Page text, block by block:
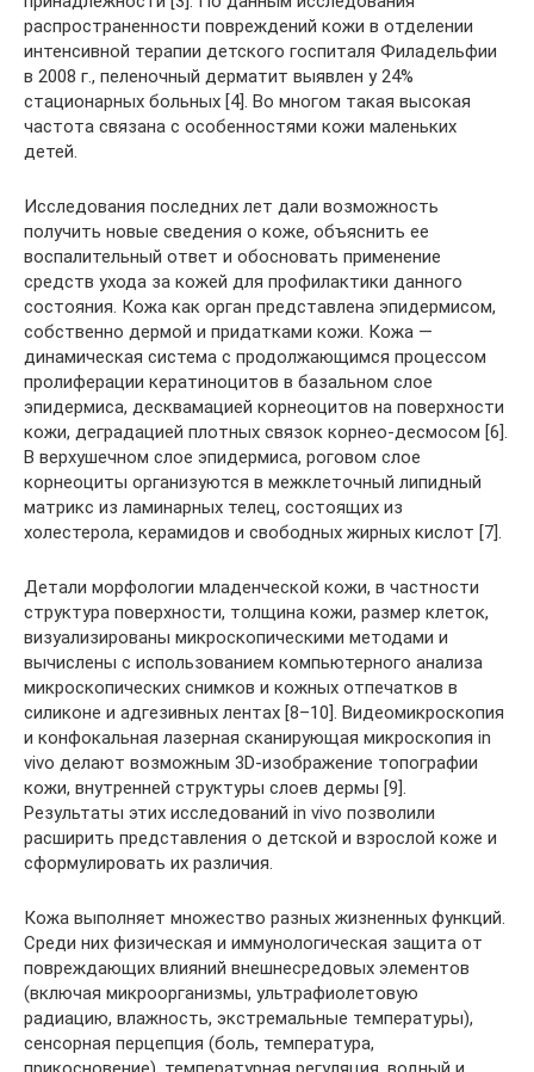
распространенности повреждений кожи в отделении
интенсивной терапии детского госпиталя Филадельфии
в 2008 г., пеленочный дерматит выявлен у 24%
стационарных больных [4]. Во многом такая высокая
частота связана с особенностями кожи маленьких
детей.
Исследования последних лет дали возможность
получить новые сведения о коже, объяснить ее
воспалительный ответ и обосновать применение
средств ухода за кожей для профилактики данного
состояния. Кожа как орган представлена эпидермисом,
собственно дермой и придатками кожи. Кожа —
динамическая система с продолжающимся процессом
пролиферации кератиноцитов в базальном слое
эпидермиса, десквамацией корнеоцитов на поверхности
кожи, деградацией плотных связок корнео-десмосом [6].
В верхушечном слое эпидермиса, роговом слое
корнеоциты организуются в межклеточный липидный
матрикс из ламинарных телец, состоящих из
холестерола, керамидов и свободных жирных кислот [7].
Детали морфологии младенческой кожи, в частности
структура поверхности, толщина кожи, размер клеток,
визуализированы микроскопическими методами и
вычислены с использованием компьютерного анализа
микроскопических снимков и кожных отпечатков в
силиконе и адгезивных лентах [8–10]. Видеомикроскопия
и конфокальная лазерная сканирующая микроскопия in
vivo делают возможным 3D-изображение топографии
кожи, внутренней структуры слоев дермы [9].
Результаты этих исследований in vivo позволили
расширить представления о детской и взрослой коже и
сформулировать их различия.
Кожа выполняет множество разных жизненных функций.
Среди них физическая и иммунологическая защита от
повреждающих влияний внешнесредовых элементов
(включая микроорганизмы, ультрафиолетовую
радиацию, влажность, экстремальные температуры),
сенсорная перцепция (боль, температура,